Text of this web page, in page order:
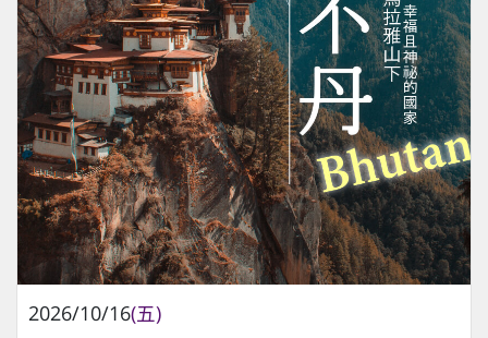
2026/10/16(五)